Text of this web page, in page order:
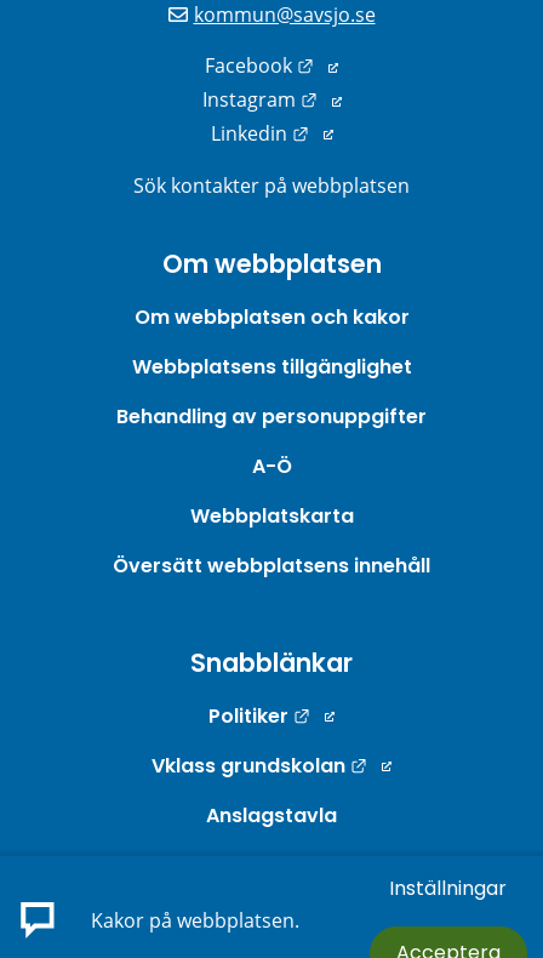
kommun@savsjo.se
Facebook
Länk till annan
Instagram
Länk till annan
Linkedin
Länk till annan webbplats.
Sök kontakter på webbplatsen
Om webbplatsen
Om webbplatsen och kakor
Webbplatsens tillgänglighet
Behandling av personuppgifter
A-Ö
Webbplatskarta
Översätt webbplatsens innehåll
Snabblänkar
Politiker
Länk till annan
Vklass grundskolan
Länk till annan
Anslagstavla
E-tjänster
Kakor på webbplatsen.
Inställningar